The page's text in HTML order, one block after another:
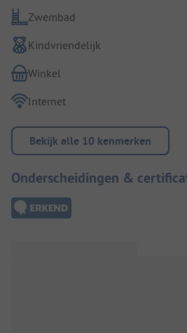
Zwembad
Kindvriendelijk
Winkel
Internet
Bekijk alle 10 kenmerken
Onderscheidingen &